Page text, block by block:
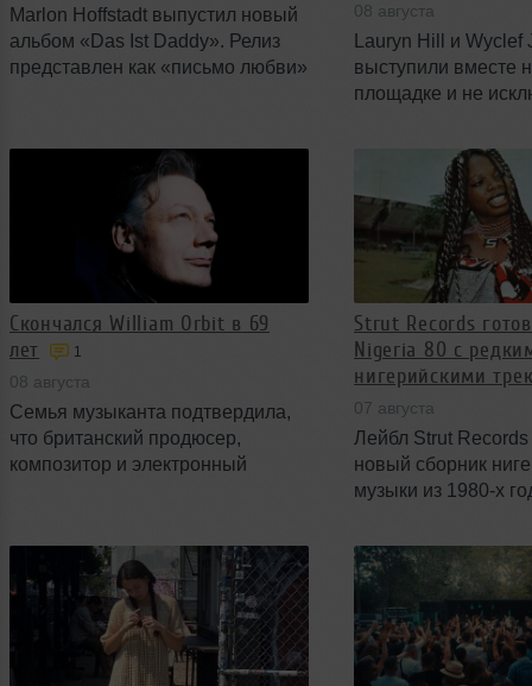
Marlon Hoffstadt выпустил новый
альбом «Das Ist Daddy». Релиз
представлен как «письмо любви»
приглашённых вокалистов и
08 августа
Lauryn Hill и Wyclef
выступили вместе
площадке и не
материалом от
интервью перед
процесс
подтвердили, что
музыке
Скончался William Orbit в 69
лет
1
08 августа
Семья музыканта подтвердила,
что британский продюсер,
композитор и электронный
раскрывается; Orbit умер дома в
возрасте 69 лет.
Strut Records
Nigeria 80 с
нигерийскими
07 августа
Лейбл Strut
новый сборник
музыки из 1980-х
войдут 13 треков
а физический релиз
лимитированным.